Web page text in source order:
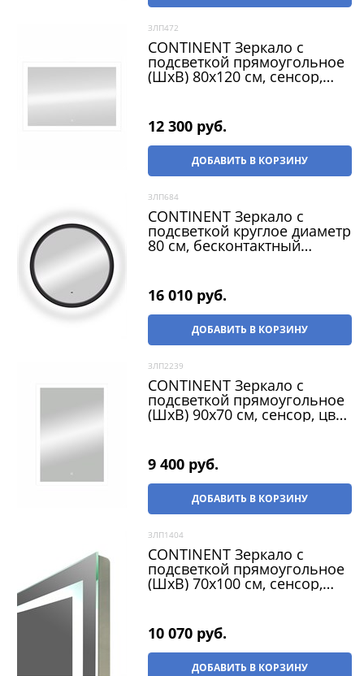
ЗЛП472
CONTINENT Зеркало с
подсветкой прямоугольное
(ШxВ) 80x120 см, сенсор,
12 300 руб.
ДОБАВИТЬ В КОРЗИНУ
ЗЛП684
CONTINENT Зеркало с
подсветкой круглое диаметр
80 см, бесконтактный
16 010 руб.
ДОБАВИТЬ В КОРЗИНУ
ЗЛП2239
CONTINENT Зеркало с
подсветкой прямоугольное
(ШxВ) 90x70 см, сенсор, цвет
9 400 руб.
ДОБАВИТЬ В КОРЗИНУ
ЗЛП1404
CONTINENT Зеркало с
подсветкой прямоугольное
(ШxВ) 70x100 см, сенсор,
10 070 руб.
ДОБАВИТЬ В КОРЗИНУ